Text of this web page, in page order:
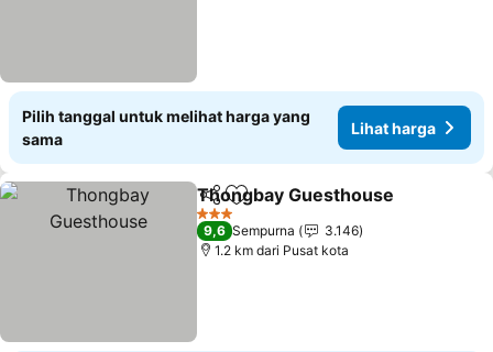
Pilih tanggal untuk melihat harga yang
sama
Lihat harga
BagikanTambahkan ke favorit
Thongbay Guesthouse
3 Bintang
9,6 Sempurna
3.146
1.2 km dari Pusat kota